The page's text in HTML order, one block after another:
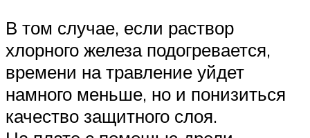
В том случае, если раствор
хлорного железа подогревается,
времени на травление уйдет
намного меньше, но и понизиться
качество защитного слоя.